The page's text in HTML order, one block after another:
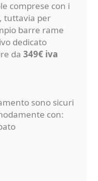
comprese con i
tuttavia per
barre rame
dedicato
da 349€ iva
sono sicuri
con: